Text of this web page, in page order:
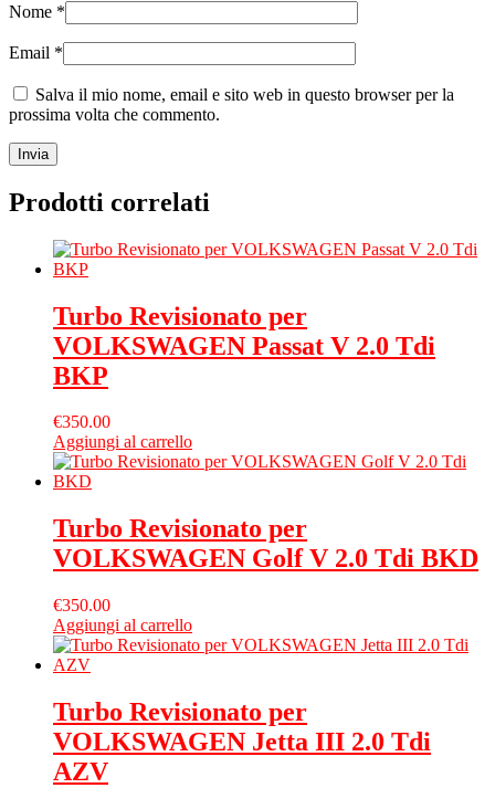
Nome *
Email *
Salva il mio nome, email e sito web in questo browser per la
prossima volta che commento.
Prodotti correlati
Turbo Revisionato per
VOLKSWAGEN Passat V 2.0 Tdi
BKP
€350.00
Aggiungi al carrello
Turbo Revisionato per
VOLKSWAGEN Golf V 2.0 Tdi BKD
€350.00
Aggiungi al carrello
Turbo Revisionato per
VOLKSWAGEN Jetta III 2.0 Tdi
AZV